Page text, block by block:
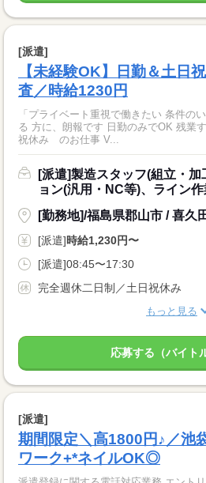
[派遣]
【未経験OK】日勤＆土日
査／時給1230円
「プライベート重視で働きたい 条件の
る 方に、朗報です 日勤のみでOK 残業
祝休み のお仕事 V...
[派遣]製造スタッフ(組立・
ョン(汎用・NC等)、ライン作
[勤務地]/福島県郡山市 / 喜久
[派遣]時給1,230円〜
[派遣]08:45〜17:30
完全週休二日制／土日祝休み
もっと見る
応募する（バイト
[派遣]
期間限定＼高1800円♪／池
ワーク+*ネイルOK◎